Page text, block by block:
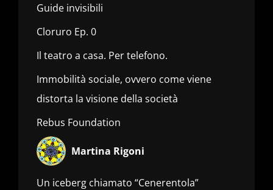
Guide invisibili
Cloruro Ep. 0
Il teatro a casa. Per telefono.
Immobilità sociale, ovvero come viene
distorta la visione della società
Rebus Foundation
Martina Rigoni
Un iceberg chiamato “Cenerentola”